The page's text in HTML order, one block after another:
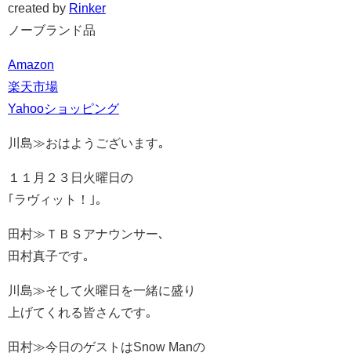
created by Rinker
ノーブランド品
Amazon
楽天市場
Yahooショッピング
川島≫おはようございます｡
１１月２３日火曜日の
｢ラヴィット！｣｡
田村≫ＴＢＳアナウンサー､
田村真子です｡
川島≫そして火曜日を一緒に盛り
上げてくれる皆さんです｡
田村≫今日のゲストはSnow Manの